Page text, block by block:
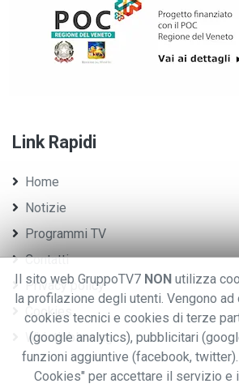
Link Rapidi
Home
Notizie
Programmi TV
Contatti
Privacy policy
Cookies
Whistleblowing
Il sito web GruppoTV7 NON utilizza
la profilazione degli utenti. Vengono
cookies tecnici e cookies di terze
(google analytics), pubblicitari
funzioni aggiuntive (facebook,
Cookies" per accettare il servizio e